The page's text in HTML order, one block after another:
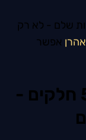
שלם - לא רק
אפשר
מבנה שיחת מכירה ב־5 חלקים -